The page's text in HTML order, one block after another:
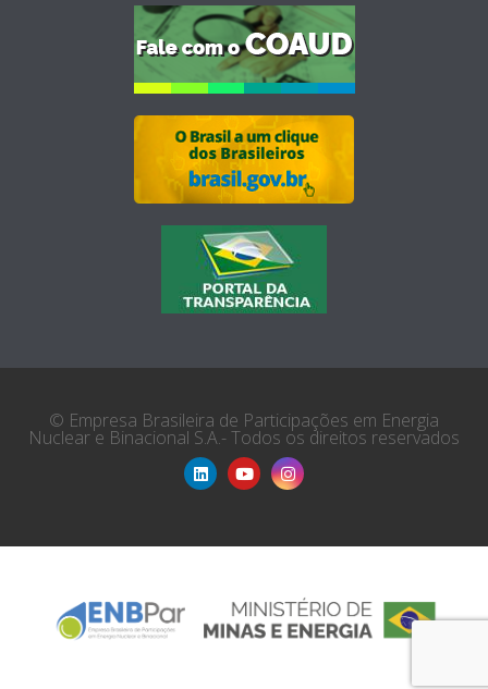
© Empresa Brasileira de Participações em Energia
Nuclear e Binacional S.A.- Todos os direitos reservados